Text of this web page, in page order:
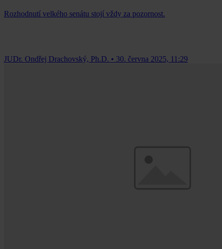
Rozhodnutí velkého senátu stojí vždy za pozornost.
JUDr. Ondřej Drachovský, Ph.D. • 30. června 2025, 11:29